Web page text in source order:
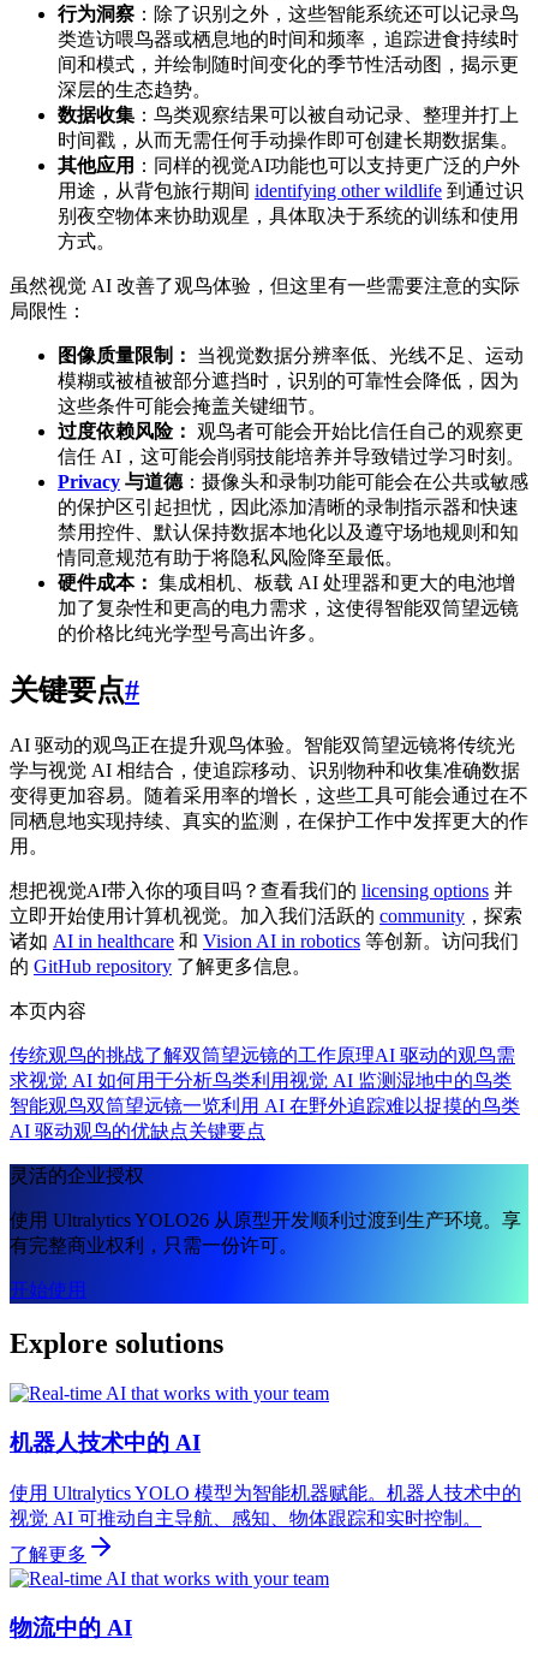
行为洞察 ：除了识别之外，这些智能系统还可以记录鸟
类造访喂鸟器或栖息地的时间和频率，追踪进食持续时
间和模式，并绘制随时间变化的季节性活动图，揭示更
深层的生态趋势。
数据收集 ：鸟类观察结果可以被自动记录、整理并打上
时间戳，从而无需任何手动操作即可创建长期数据集。
其他应用 ：同样的视觉AI功能也可以支持更广泛的户外
用途，从背包旅行期间 identifying other wildlife 到通过识
别夜空物体来协助观星，具体取决于系统的训练和使用
方式。
虽然视觉 AI 改善了观鸟体验，但这里有一些需要注意的实际
局限性：
图像质量限制：
当视觉数据分辨率低、光线不足、运动
模糊或被植被部分遮挡时，识别的可靠性会降低，因为
这些条件可能会掩盖关键细节。
过度依赖风险： 观鸟者可能会开始比信任自己的观察更
信任 AI，这可能会削弱技能培养并导致错过学习时刻。
Privacy 与道德 ：摄像头和录制功能可能会在公共或敏感
的保护区引起担忧，因此添加清晰的录制指示器和快速
禁用控件、默认保持数据本地化以及遵守场地规则和知
情同意规范有助于将隐私风险降至最低。
硬件成本： 集成相机、板载 AI 处理器和更大的电池增
加了复杂性和更高的电力需求，这使得智能双筒望远镜
的价格比纯光学型号高出许多。
关键要点#
AI 驱动的观鸟正在提升观鸟体验。智能双筒望远镜将传统光
学与视觉 AI 相结合，使追踪移动、识别物种和收集准确数据
变得更加容易。随着采用率的增长，这些工具可能会通过在不
同栖息地实现持续、真实的监测，在保护工作中发挥更大的作
用。
想把视觉AI带入你的项目吗？查看我们的 licensing options 并
立即开始使用计算机视觉。加入我们活跃的 community ，探索
诸如 AI in healthcare 和 Vision AI in robotics 等创新。访问我们
的 GitHub repository 了解更多信息。
本页内容
传统观鸟的挑战了解双筒望远镜的工作原理AI 驱动的观鸟需
求视觉 AI 如何用于分析鸟类利用视觉 AI 监测湿地中的鸟类
智能观鸟双筒望远镜一览利用 AI 在野外追踪难以捉摸的鸟类
AI 驱动观鸟的优缺点关键要点
灵活的企业授权
使用 Ultralytics YOLO26 从原型开发顺利过渡到生产环境。享
有完整商业权利，只需一份许可。
开始使用
Explore solutions
机器人技术中的 AI
使用 Ultralytics YOLO 模型为智能机器赋能。机器人技术中的
视觉 AI 可推动自主导航、感知、物体跟踪和实时控制。
了解更多
物流中的 AI